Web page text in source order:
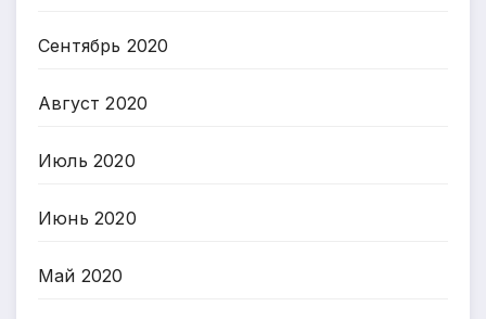
Сентябрь 2020
Август 2020
Июль 2020
Июнь 2020
Май 2020